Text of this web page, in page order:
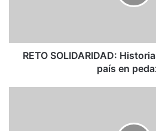
en
pedazos
RETO SOLIDARIDAD:
país en